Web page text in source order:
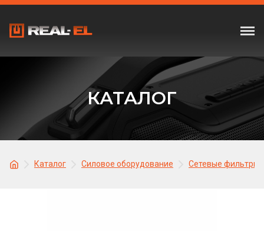
КАТАЛОГ
Каталог Силовое оборудование Сетевые фильтры,